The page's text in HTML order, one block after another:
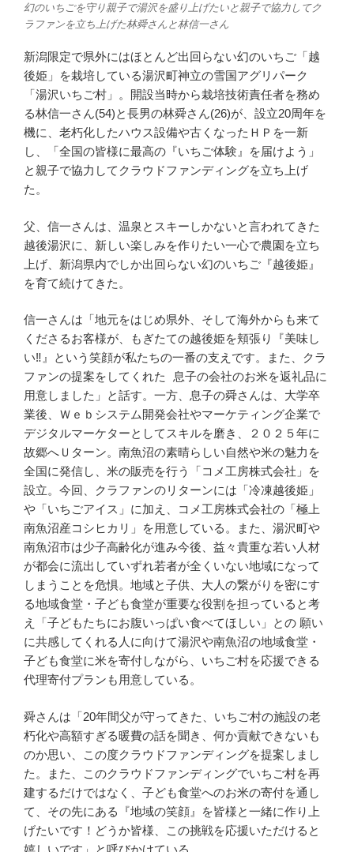
幻のいちごを守り親子で湯沢を盛り上げたいと親子で協力してク
ラファンを立ち上げた林舜さんと林信一さん
新潟限定で県外にはほとんど出回らない幻のいちご「越
後姫」を栽培している湯沢町神立の雪国アグリパーク
「湯沢いちご村」。開設当時から栽培技術責任者を務め
る林信一さん(54)と長男の林舜さん(26)が、設立20周年を
機に、老朽化したハウス設備や古くなったＨＰを一新
し、「全国の皆様に最高の『いちご体験』を届けよう」
と親子で協力してクラウドファンディングを立ち上げ
た。
父、信一さんは、温泉とスキーしかないと言われてきた
越後湯沢に、新しい楽しみを作りたい一心で農園を立ち
上げ、新潟県内でしか出回らない幻のいちご『越後姫』
を育て続けてきた。
信一さんは「地元をはじめ県外、そして海外からも来て
くださるお客様が、もぎたての越後姫を頬張り『美味し
い‼』という笑顔が私たちの一番の支えです。また、クラ
ファンの提案をしてくれた 息子の会社のお米を返礼品に
用意しました」と話す。一方、息子の舜さんは、大学卒
業後、Ｗｅｂシステム開発会社やマーケティング企業で
デジタルマーケターとしてスキルを磨き、２０２５年に
故郷へＵターン。南魚沼の素晴らしい自然や米の魅力を
全国に発信し、米の販売を行う「コメ工房株式会社」を
設立。今回、クラファンのリターンには「冷凍越後姫」
や「いちごアイス」に加え、コメ工房株式会社の「極上
南魚沼産コシヒカリ」を用意している。また、湯沢町や
南魚沼市は少子高齢化が進み今後、益々貴重な若い人材
が都会に流出していずれ若者が全くいない地域になって
しまうことを危惧。地域と子供、大人の繋がりを密にす
る地域食堂・子ども食堂が重要な役割を担っていると考
え「子どもたちにお腹いっぱい食べてほしい」との 願い
に共感してくれる人に向けて湯沢や南魚沼の地域食堂・
子ども食堂に米を寄付しながら、いちご村を応援できる
代理寄付プランも用意している。
舜さんは「20年間父が守ってきた、いちご村の施設の老
朽化や高額すぎる暖費の話を聞き、何か貢献できないも
のか思い、この度クラウドファンディングを提案しまし
た。また、このクラウドファンディングでいちご村を再
建するだけではなく、子ども食堂へのお米の寄付を通し
て、その先にある『地域の笑顔』を皆様と一緒に作り上
げたいです！どうか皆様、この挑戦を応援いただけると
嬉しいです」と呼びかけている。